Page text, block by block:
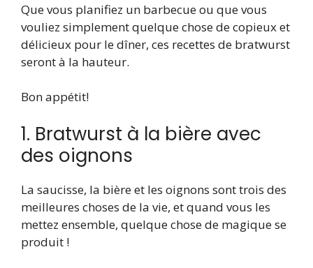
Que vous planifiez un barbecue ou que vous
vouliez simplement quelque chose de copieux et
délicieux pour le dîner, ces recettes de bratwurst
seront à la hauteur.
Bon appétit!
1. Bratwurst à la bière avec
des oignons
La saucisse, la bière et les oignons sont trois des
meilleures choses de la vie, et quand vous les
mettez ensemble, quelque chose de magique se
produit !